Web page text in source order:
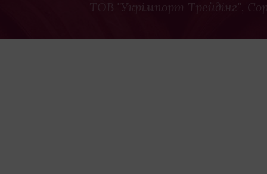
ТОВ "Укрімпорт Трейдінг",